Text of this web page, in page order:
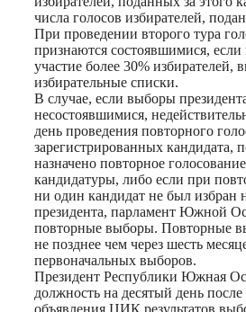
числа голосов избирателей,
При проведении второго тура
признаются состоявшимися,
участие более 30% избирателей,
избирательные списки.
В случае, если выборы
несостоявшимися,
день проведения повторного
зарегистрированных кандидата,
назначено повторное
кандидатуры, либо если при
ни один кандидат не был избран
президента, парламент Южной
повторные выборы. Повторные
не позднее чем через шесть
первоначальных выборов.
Президент Республики Южная
должность на десятый день
объявления ЦИК результатов